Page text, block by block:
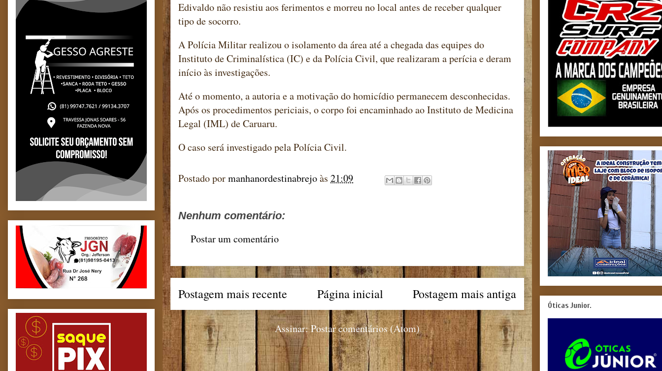
Edivaldo não resistiu aos ferimentos e morreu no local antes de receber qualquer
tipo de socorro.
A Polícia Militar realizou o isolamento da área até a chegada das equipes do
Instituto de Criminalística (IC) e da Polícia Civil, que realizaram a perícia e deram
início às investigações.
Até o momento, a autoria e a motivação do homicídio permanecem desconhecidas.
Após os procedimentos periciais, o corpo foi encaminhado ao Instituto de Medicina
Legal (IML) de Caruaru.
O caso será investigado pela Polícia Civil.
Postado pormanhanordestinabrejoàs 21:09
Nenhum comentário:
Postar um comentário
Postagem mais recente Postagem mais antiga
Página inicial
Assinar:Postar comentários (Atom)
Óticas Junior.